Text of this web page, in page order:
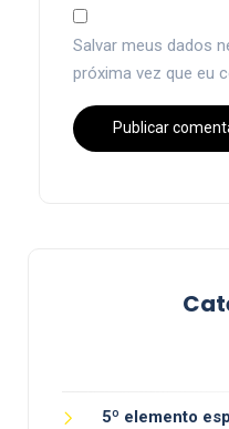
Salvar meus dados
próxima vez que eu
5º elemento